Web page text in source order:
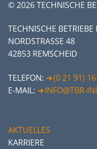
© 2026 TECHNISCHE
TECHNISCHE BETRIEBE
NORDSTRASSE 48
42853 REMSCHEID
TELEFON:
(0 21 91)
E-MAIL:
INFO@TBR-
AKTUELLES
KARRIERE